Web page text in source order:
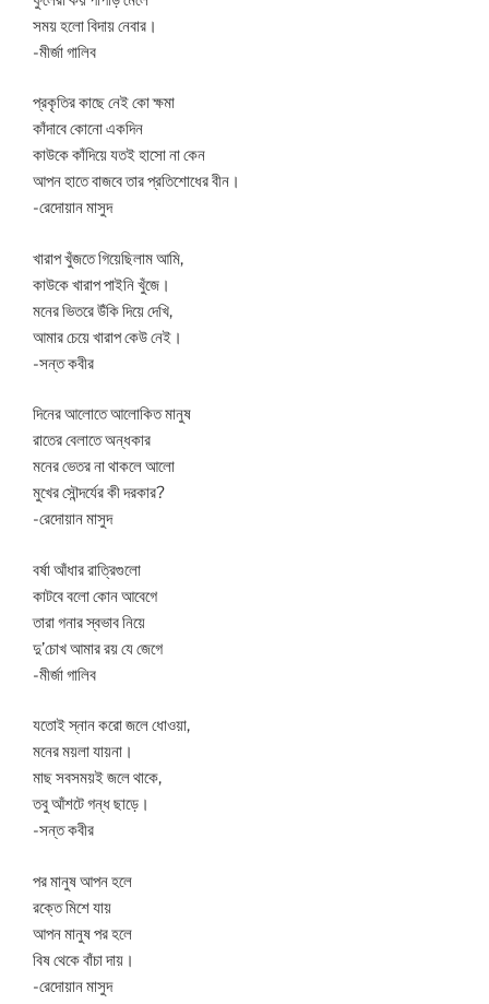
সময় হলো বিদায় নেবার।
-মীর্জা গালিব
প্রকৃতির কাছে নেই কো ক্ষমা
কাঁদাবে কোনো একদিন
কাউকে কাঁদিয়ে যতই হাসো না কেন
আপন হাতে বাজবে তার প্রতিশোধের বীন।
-রেদোয়ান মাসুদ
খারাপ খুঁজতে গিয়েছিলাম আমি,
কাউকে খারাপ পাইনি খুঁজে।
মনের ভিতরে উঁকি দিয়ে দেখি,
আমার চেয়ে খারাপ কেউ নেই।
-সন্ত কবীর
দিনের আলোতে আলোকিত মানুষ
রাতের বেলাতে অন্ধকার
মনের ভেতর না থাকলে আলো
মুখের সৌন্দর্যের কী দরকার?
-রেদোয়ান মাসুদ
বর্ষা আঁধার রাত্রিগুলো
কাটবে বলো কোন আবেগে
তারা গনার স্বভাব নিয়ে
দু’চোখ আমার রয় যে জেগে
-মীর্জা গালিব
যতোই স্নান করো জলে ধোওয়া,
মনের ময়লা যায়না।
মাছ সবসময়ই জলে থাকে,
তবু আঁশটে গন্ধ ছাড়ে।
-সন্ত কবীর
পর মানুষ আপন হলে
রক্তে মিশে যায়
আপন মানুষ পর হলে
বিষ থেকে বাঁচা দায়।
-রেদোয়ান মাসুদ